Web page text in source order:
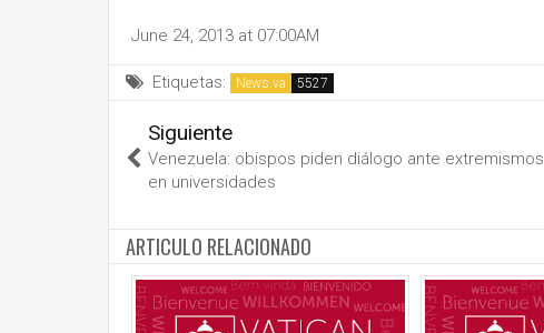
June 24, 2013 at 07:00AM
Etiquetas: News.va
Siguiente
Venezuela: obispos piden diálogo ante extremismos
en universidades
ARTICULO RELACIONADO